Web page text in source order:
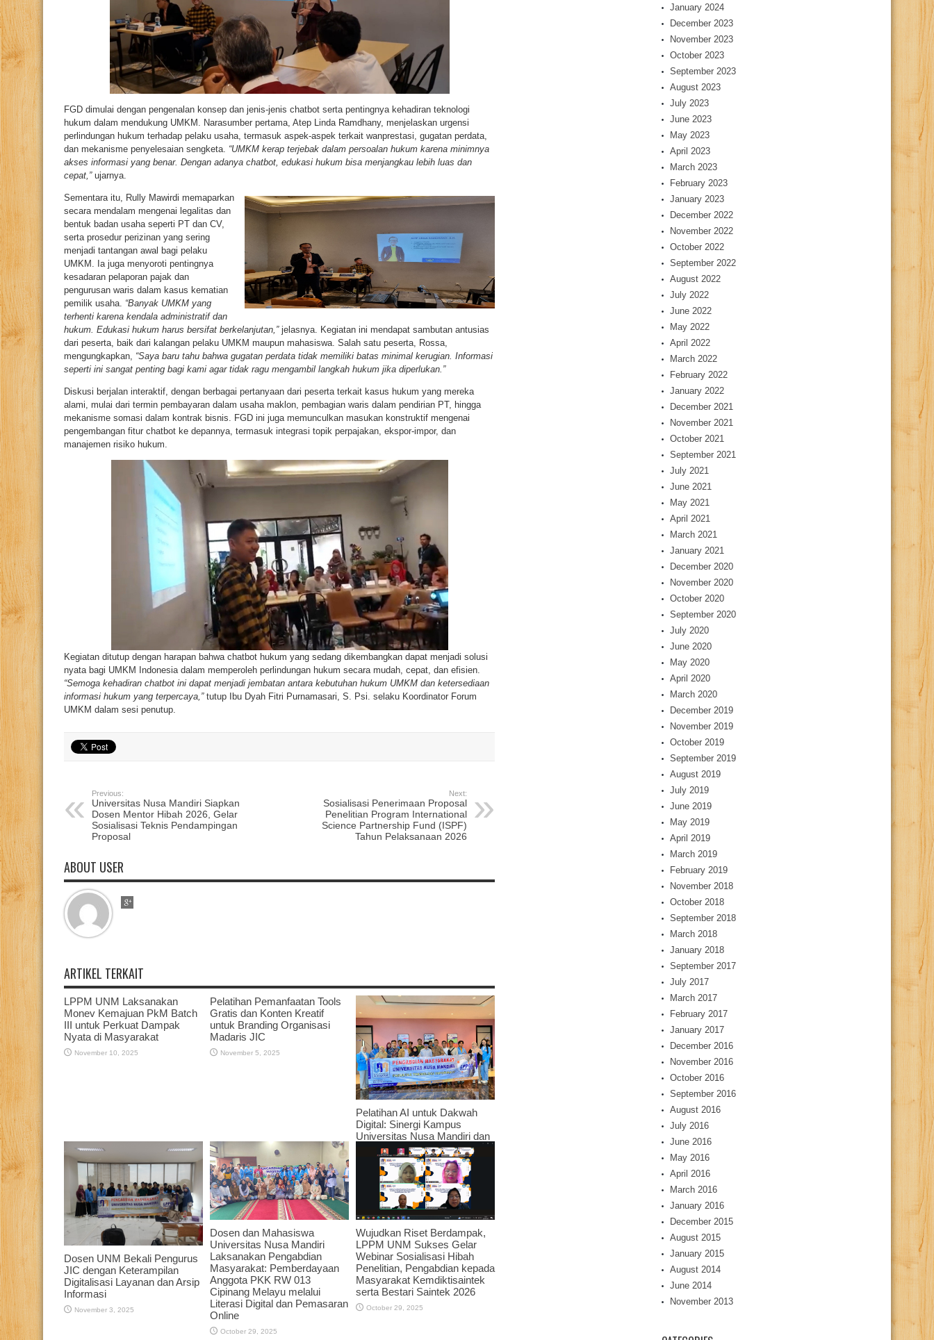
FGD dimulai dengan pengenalan konsep dan jenis-jenis chatbot serta pentingnya kehadiran teknologi
hukum dalam mendukung UMKM. Narasumber pertama, Atep Linda Ramdhany, menjelaskan urgensi
perlindungan hukum terhadap pelaku usaha, termasuk aspek-aspek terkait wanprestasi, gugatan perdata,
dan mekanisme penyelesaian sengketa. “UMKM kerap terjebak dalam persoalan hukum karena minimnya
akses informasi yang benar. Dengan adanya chatbot, edukasi hukum bisa menjangkau lebih luas dan
cepat,”ujarnya.
Sementara itu, Rully Mawirdi memaparkan
secara mendalam mengenai legalitas dan
bentuk badan usaha seperti PT dan CV,
serta prosedur perizinan yang sering
menjadi tantangan awal bagi pelaku
UMKM. Ia juga menyoroti pentingnya
kesadaran pelaporan pajak dan
pengurusan waris dalam kasus kematian
pemilik usaha. “Banyak UMKM yang
terhenti karena kendala administratif dan
hukum. Edukasi hukum harus bersifat berkelanjutan,”jelasnya. Kegiatan ini mendapat sambutan antusias
dari peserta, baik dari kalangan pelaku UMKM maupun mahasiswa. Salah satu peserta, Rossa,
mengungkapkan, “Saya baru tahu bahwa gugatan perdata tidak memiliki batas minimal kerugian. Informasi
seperti ini sangat penting bagi kami agar tidak ragu mengambil langkah hukum jika diperlukan.”
Diskusi berjalan interaktif, dengan berbagai pertanyaan dari peserta terkait kasus hukum yang mereka
alami, mulai dari termin pembayaran dalam usaha maklon, pembagian waris dalam pendirian PT, hingga
mekanisme somasi dalam kontrak bisnis. FGD ini juga memunculkan masukan konstruktif mengenai
pengembangan fitur chatbot ke depannya, termasuk integrasi topik perpajakan, ekspor-impor, dan
manajemen risiko hukum.
Kegiatan ditutup dengan harapan bahwa chatbot hukum yang sedang dikembangkan dapat menjadi solusi
nyata bagi UMKM Indonesia dalam memperoleh perlindungan hukum secara mudah, cepat, dan efisien.
“Semoga kehadiran chatbot ini dapat menjadi jembatan antara kebutuhan hukum UMKM dan ketersediaan
informasi hukum yang terpercaya,”tutup Ibu Dyah Fitri Purnamasari, S. Psi. selaku Koordinator Forum
UMKM dalam sesi penutup.
Previous:
Universitas Nusa Mandiri Siapkan
Dosen Mentor Hibah 2026, Gelar
Sosialisasi Teknis Pendampingan
Proposal
Next:
Sosialisasi Penerimaan Proposal
Penelitian Program International
Science Partnership Fund (ISPF)
Tahun Pelaksanaan 2026
ABOUT USER
ARTIKEL TERKAIT
LPPM UNM Laksanakan
Monev Kemajuan PkM Batch
III untuk Perkuat Dampak
Nyata di Masyarakat
November 10, 2025
Pelatihan Pemanfaatan Tools
Gratis dan Konten Kreatif
untuk Branding Organisasi
Madaris JIC
November 5, 2025
Pelatihan AI untuk Dakwah
Digital: Sinergi Kampus
Universitas Nusa Mandiri dan
JPRMI di Era Teknologi
November 3, 2025
Dosen UNM Bekali Pengurus
JIC dengan Keterampilan
Digitalisasi Layanan dan Arsip
Informasi
November 3, 2025
Dosen dan Mahasiswa
Universitas Nusa Mandiri
Laksanakan Pengabdian
Masyarakat: Pemberdayaan
Anggota PKK RW 013
Cipinang Melayu melalui
Literasi Digital dan Pemasaran
Online
October 29, 2025
Wujudkan Riset Berdampak,
LPPM UNM Sukses Gelar
Webinar Sosialisasi Hibah
Penelitian, Pengabdian kepada
Masyarakat Kemdiktisaintek
serta Bestari Saintek 2026
October 29, 2025
January 2024
December 2023
November 2023
October 2023
September 2023
August 2023
July 2023
June 2023
May 2023
April 2023
March 2023
February 2023
January 2023
December 2022
November 2022
October 2022
September 2022
August 2022
July 2022
June 2022
May 2022
April 2022
March 2022
February 2022
January 2022
December 2021
November 2021
October 2021
September 2021
July 2021
June 2021
May 2021
April 2021
March 2021
January 2021
December 2020
November 2020
October 2020
September 2020
July 2020
June 2020
May 2020
April 2020
March 2020
December 2019
November 2019
October 2019
September 2019
August 2019
July 2019
June 2019
May 2019
April 2019
March 2019
February 2019
November 2018
October 2018
September 2018
March 2018
January 2018
September 2017
July 2017
March 2017
February 2017
January 2017
December 2016
November 2016
October 2016
September 2016
August 2016
July 2016
June 2016
May 2016
April 2016
March 2016
January 2016
December 2015
August 2015
January 2015
August 2014
June 2014
November 2013